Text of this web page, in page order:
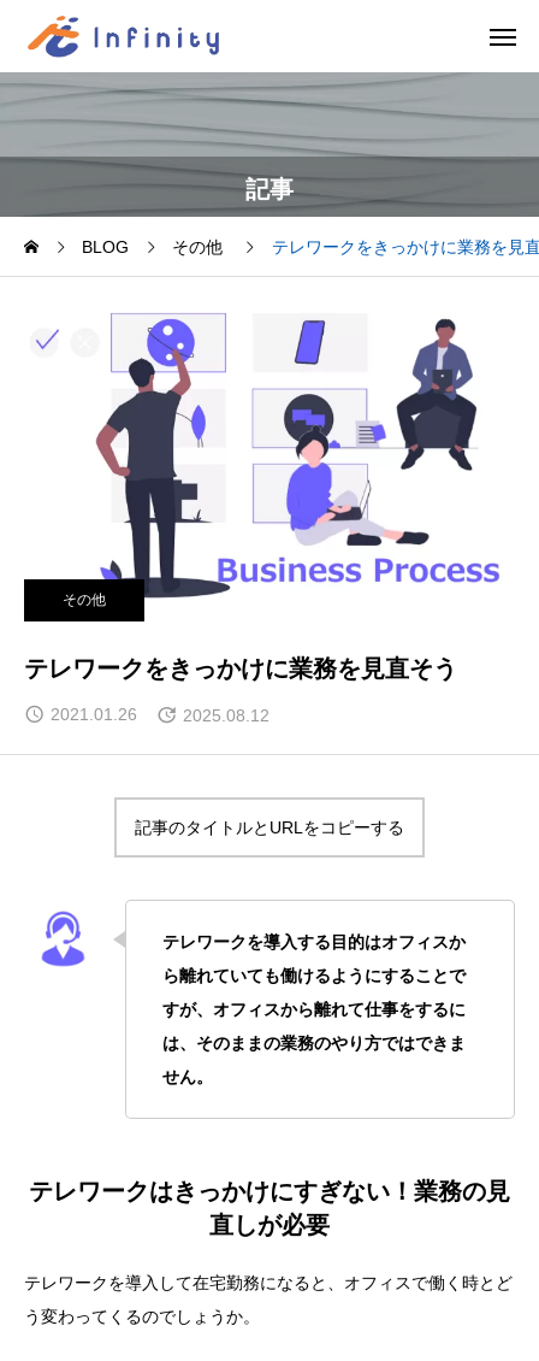
記事
BLOG その他 テレワークをきっかけに業務を見
その他
テレワークをきっかけに業務を見直そう
2021.01.26 2025.08.12
記事のタイトルとURLをコピーする
テレワークを導入する目的はオフィスか
ら離れていても働けるようにすることで
すが、オフィスから離れて仕事をするに
は、そのままの業務のやり方ではできま
せん。
テレワークはきっかけにすぎない！業務の見
直しが必要
テレワークを導入して在宅勤務になると、オフィスで働く時とど
う変わってくるのでしょうか。